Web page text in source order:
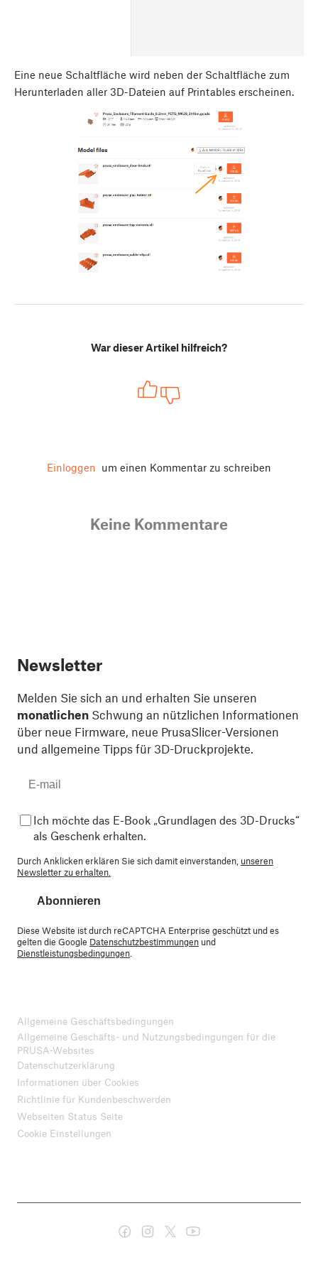
Eine neue Schaltfläche wird neben der Schaltfläche zum
Herunterladen aller 3D-Dateien auf Printables erscheinen.
War dieser Artikel hilfreich?
Einloggen um einen Kommentar zu schreiben
Keine Kommentare
Newsletter
Melden Sie sich an und erhalten Sie unseren
monatlichen Schwung an nützlichen Informationen
über neue Firmware, neue PrusaSlicer-Versionen
und allgemeine Tipps für 3D-Druckprojekte.
Ich möchte das E-Book „Grundlagen des 3D-Drucks“
als Geschenk erhalten.
Durch Anklicken erklären Sie sich damit einverstanden, unseren
Newsletter zu erhalten.
Abonnieren
Diese Website ist durch reCAPTCHA Enterprise geschützt und es
gelten die Google Datenschutzbestimmungen und
Dienstleistungsbedingungen
Allgemeine Geschäftsbedingungen
Allgemeine Geschäfts- und Nutzungsbedingungen für die
PRUSA-Websites
Datenschutzerklärung
Informationen über Cookies
Richtlinie für Kundenbeschwerden
Webseiten Status Seite
Cookie Einstellungen